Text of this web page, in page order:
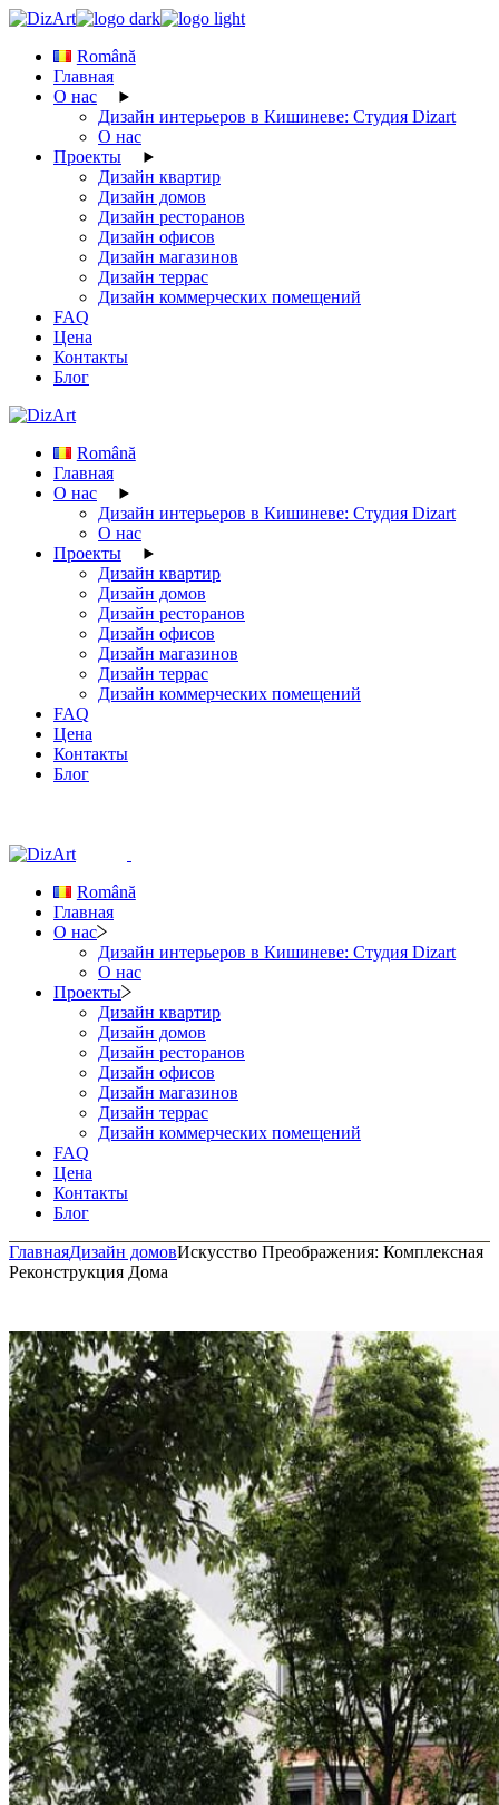
Skip
content
Română
Главная
О нас
Дизайн интерьеров в Кишиневе: Студия Dizart
О нас
Проекты
Дизайн квартир
Дизайн домов
Дизайн ресторанов
Дизайн офисов
Дизайн магазинов
Дизайн террас
Дизайн коммерческих помещений
FAQ
Цена
Контакты
Блог
Română
Главная
О нас
Дизайн интерьеров в Кишиневе: Студия Dizart
О нас
Проекты
Дизайн квартир
Дизайн домов
Дизайн ресторанов
Дизайн офисов
Дизайн магазинов
Дизайн террас
Дизайн коммерческих помещений
FAQ
Цена
Контакты
Блог
Română
Главная
О нас
Дизайн интерьеров в Кишиневе: Студия Dizart
О нас
Проекты
Дизайн квартир
Дизайн домов
Дизайн ресторанов
Дизайн офисов
Дизайн магазинов
Дизайн террас
Дизайн коммерческих помещений
FAQ
Цена
Контакты
Блог
ГлавнаяДизайн домовИскусство Преображения: Комплексная
Реконструкция Дома